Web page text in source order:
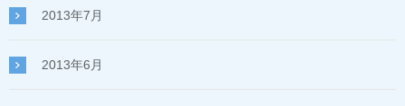
2013年7月
2013年6月